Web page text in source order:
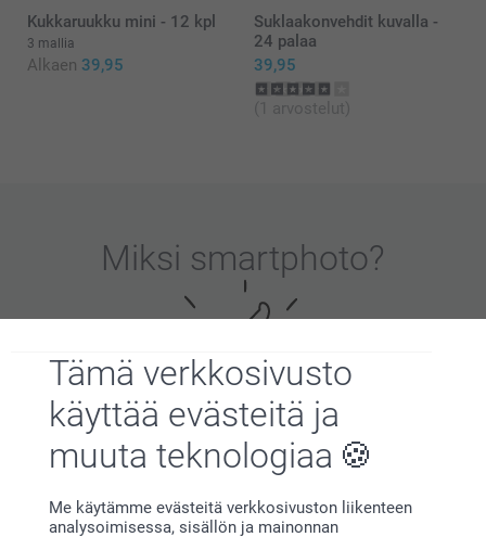
Tämä verkkosivusto
käyttää evästeitä ja
muuta teknologiaa
Me käytämme evästeitä verkkosivuston liikenteen
analysoimisessa, sisällön ja mainonnan
Kukkaruukku mini - 12 kpl
3 mallia
Alkaen 39,95
Suklaakonvehdit kuvalla -
24 palaa
39,95
(1 arvostelut)
Miksi smartphoto?
Tyytyväisyystakuu